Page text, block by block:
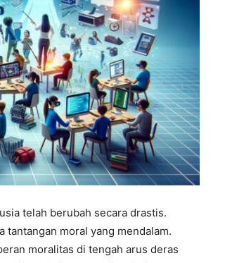
telah berubah secara drastis.
tantangan moral yang mendalam.
moralitas di tengah arus deras